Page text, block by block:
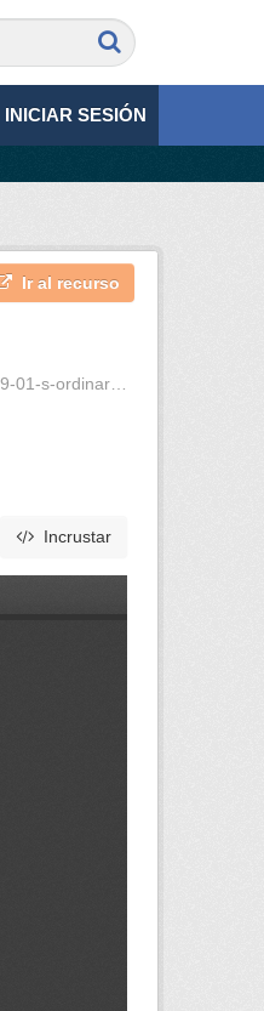
INICIAR SESIÓN
Ir al recurso
2-vt.pdf
Incrustar